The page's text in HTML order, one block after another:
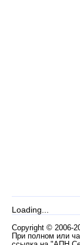
Loading...
Copyright © 2006-
При полном или